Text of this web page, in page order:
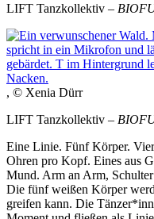
LIFT Tanzkollektiv –
, © Xenia Dürr
LIFT Tanzkollektiv –
Eine Linie. Fünf Körper.
Ohren pro Kopf. Eines aus
Mund. Arm an Arm,
Die fünf weißen Körper
greifen kann. Die